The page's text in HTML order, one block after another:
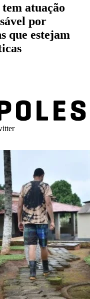
atuação
por
que estejam